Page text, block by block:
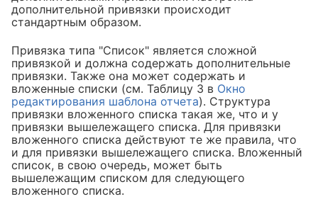
дополнительной привязки происходит
стандартным образом.
Привязка типа "Список" является сложной
привязкой и должна содержать дополнительные
привязки. Также она может содержать и
вложенные списки (см. Таблицу 3 в Окно
редактирования шаблона отчета). Структура
привязки вложенного списка такая же, что и у
привязки вышележащего списка. Для привязки
вложенного списка действуют те же правила, что
и для привязки вышележащего списка. Вложенный
список, в свою очередь, может быть
вышележащим списком для следующего
вложенного списка.